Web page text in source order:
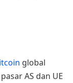
global
AS dan UE